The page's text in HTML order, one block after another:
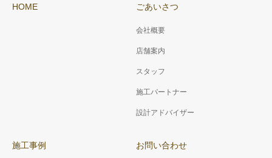
HOME ごあいさつ
会社概要
店舗案内
スタッフ
施工パートナー
設計アドバイザー
施工事例 お問い合わせ